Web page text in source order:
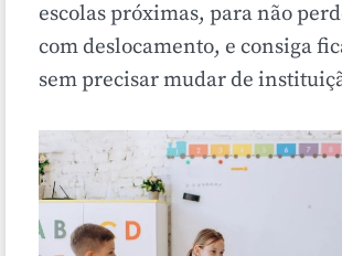
escolas próximas, para não
com deslocamento, e consiga
sem precisar mudar de